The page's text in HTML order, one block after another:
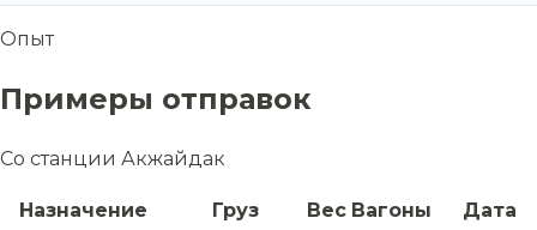
Опыт
Примеры отправок
Со станции Акжайдак
Назначение Груз Вес Вагоны Дата